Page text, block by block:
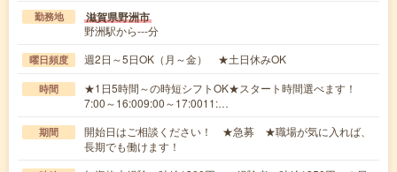
勤務地 滋賀県野洲市
野洲駅から---分
曜日頻度 週2日～5日OK（月～金） ★土日休みOK
時間
★1日5時間～の時短シフトOK★スタート時間選べます！
7:00～16:009:00～17:0011:…
期間
開始日はご相談ください！ ★急募 ★職場が気に入れば、
長期でも働けます！